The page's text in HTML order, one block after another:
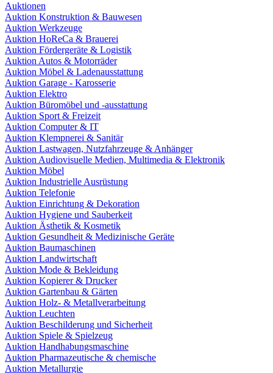
Auktionen
Auktion Konstruktion & Bauwesen
Auktion Werkzeuge
Auktion HoReCa & Brauerei
Auktion Fördergeräte & Logistik
Auktion Autos & Motorräder
Auktion Möbel & Ladenausstattung
Auktion Garage - Karosserie
Auktion Elektro
Auktion Büromöbel und -ausstattung
Auktion Sport & Freizeit
Auktion Computer & IT
Auktion Klempnerei & Sanitär
Auktion Lastwagen, Nutzfahrzeuge & Anhänger
Auktion Audiovisuelle Medien, Multimedia & Elektronik
Auktion Möbel
Auktion Industrielle Ausrüstung
Auktion Telefonie
Auktion Einrichtung & Dekoration
Auktion Hygiene und Sauberkeit
Auktion Ästhetik & Kosmetik
Auktion Gesundheit & Medizinische Geräte
Auktion Baumaschinen
Auktion Landwirtschaft
Auktion Mode & Bekleidung
Auktion Kopierer & Drucker
Auktion Gartenbau & Gärten
Auktion Holz- & Metallverarbeitung
Auktion Leuchten
Auktion Beschilderung und Sicherheit
Auktion Spiele & Spielzeug
Auktion Handhabungsmaschine
Auktion Pharmazeutische & chemische
Auktion Metallurgie